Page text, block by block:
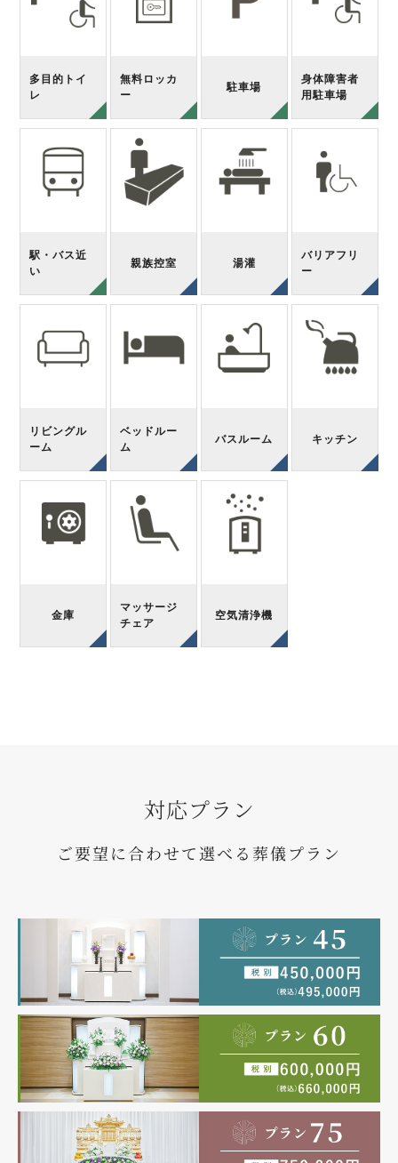
多目的トイ
レ
無料ロッカ
ー
駐車場
身体障害者
用駐車場
駅・バス近
い
親族控室 湯灌
バリアフリ
ー
リビングル
ーム
ベッドルー
ム
バスルーム キッチン
金庫
マッサージ
チェア
空気清浄機
対応プラン
ご要望に合わせて選べる葬儀プラン